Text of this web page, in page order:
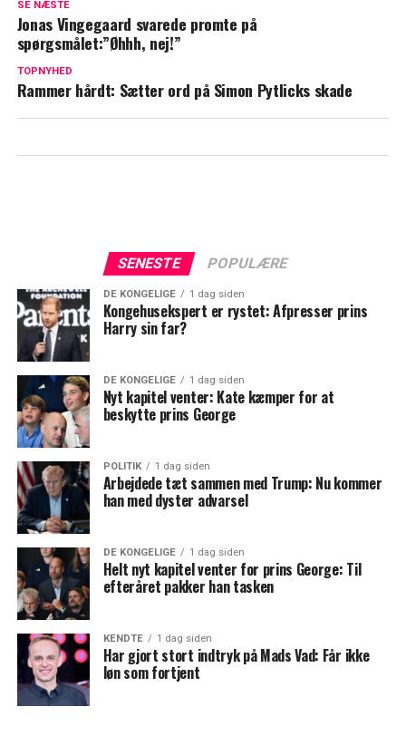
tager stort skridt
Vidste du det? Sådan blev Mathias Gidsel
håndboldspiller
SE NÆSTE
Jonas Vingegaard svarede promte på
spørgsmålet:”Øhhh, nej!”
TOPNYHED
Rammer hårdt: Sætter ord på Simon Pytlicks skade
SENESTE POPULÆRE
DE KONGELIGE 1 dag siden
Kongehusekspert er rystet: Afpresser prins
Harry sin far?
DE KONGELIGE 1 dag siden
Nyt kapitel venter: Kate kæmper for at
beskytte prins George
POLITIK 1 dag siden
Arbejdede tæt sammen med Trump: Nu kommer
han med dyster advarsel
DE KONGELIGE 1 dag siden
Helt nyt kapitel venter for prins George: Til
efteråret pakker han tasken
KENDTE 1 dag siden
Har gjort stort indtryk på Mads Vad: Får ikke
løn som fortjent